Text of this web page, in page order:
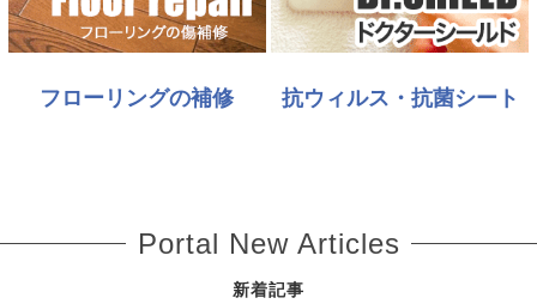
フローリングの補修 抗ウィルス・抗菌シート
Portal New Articles
新着記事